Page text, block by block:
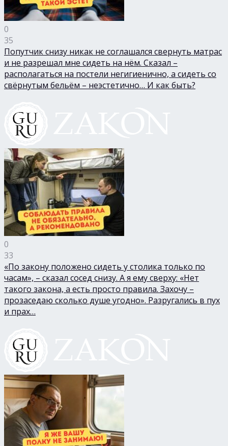
0
35
Попутчик снизу никак не соглашался свернуть матрас
и не разрешал мне сидеть на нём. Сказал –
располагаться на постели негигиенично, а сидеть со
свёрнутым бельём – неэстетично… И как быть?
0
33
«По закону положено сидеть у столика только по
часам», – сказал сосед снизу. А я ему сверху: «Нет
такого закона, а есть просто правила. Захочу –
прозаседаю сколько душе угодно». Разругались в пух
и прах…